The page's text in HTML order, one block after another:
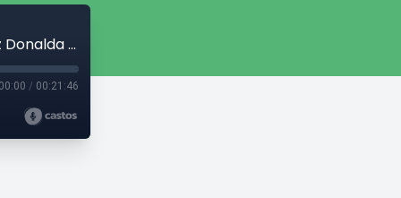
Życie pozaziemskie i akt prawny podpisany przez Donalda Trumpa
/ 00:21:46